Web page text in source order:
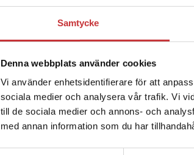
Samtycke
Denna webbplats använder cookies
Vi använder enhetsidentifierare för att
sociala medier och analysera vår trafik. Vi
till de sociala medier och annons- och
med annan information som du har
Det verkar
enhet
Sverige. För